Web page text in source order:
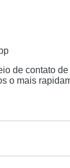
de contato
o mais